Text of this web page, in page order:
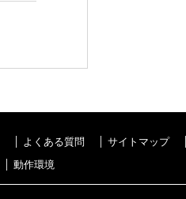
よくある質問 サイトマップ
動作環境